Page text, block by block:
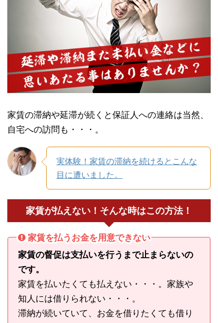
家賃の滞納や延滞が続くと保証人への連絡は当然、
自宅への訪問も・・・。
実体験！家賃の滞納を続けるとこんな
目に遭いました。
家賃が払えない！そんな時はこの方法！
家賃を払うお金を用意できない
家賃の督促は支払いを行うまで止まらないの
です。
家賃を払いたくても払えない・・・。家族や
知人には借りられない・・・。
滞納が続いていて、お金を借りたくても借り